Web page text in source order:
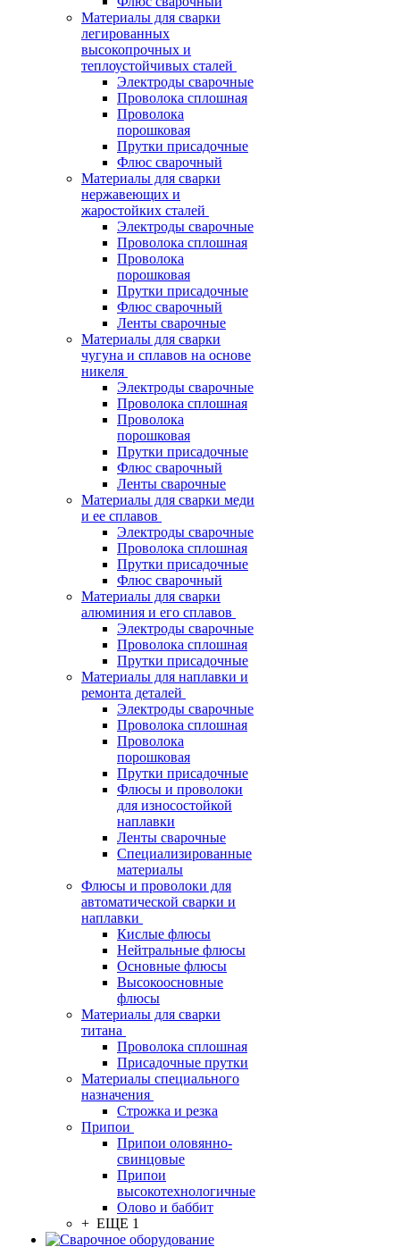
Материалы для сварки
легированных
высокопрочных и
теплоустойчивых сталей
Электроды сварочные
Проволока сплошная
Проволока
порошковая
Прутки присадочные
Флюс сварочный
Материалы для сварки
нержавеющих и
жаростойких сталей
Электроды сварочные
Проволока сплошная
Проволока
порошковая
Прутки присадочные
Флюс сварочный
Ленты сварочные
Материалы для сварки
чугуна и сплавов на основе
никеля
Электроды сварочные
Проволока сплошная
Проволока
порошковая
Прутки присадочные
Флюс сварочный
Ленты сварочные
Материалы для сварки меди
и ее сплавов
Электроды сварочные
Проволока сплошная
Прутки присадочные
Флюс сварочный
Материалы для сварки
алюминия и его сплавов
Электроды сварочные
Проволока сплошная
Прутки присадочные
Материалы для наплавки и
ремонта деталей
Электроды сварочные
Проволока сплошная
Проволока
порошковая
Прутки присадочные
Флюсы и проволоки
для износостойкой
наплавки
Ленты сварочные
Специализированные
материалы
Флюсы и проволоки для
автоматической сварки и
наплавки
Кислые флюсы
Нейтральные флюсы
Основные флюсы
Высокоосновные
флюсы
Материалы для сварки
титана
Проволока сплошная
Присадочные прутки
Материалы специального
назначения
Строжка и резка
Припои
Припои оловянно-
свинцовые
Припои
высокотехнологичные
Олово и баббит
+ ЕЩЕ 1